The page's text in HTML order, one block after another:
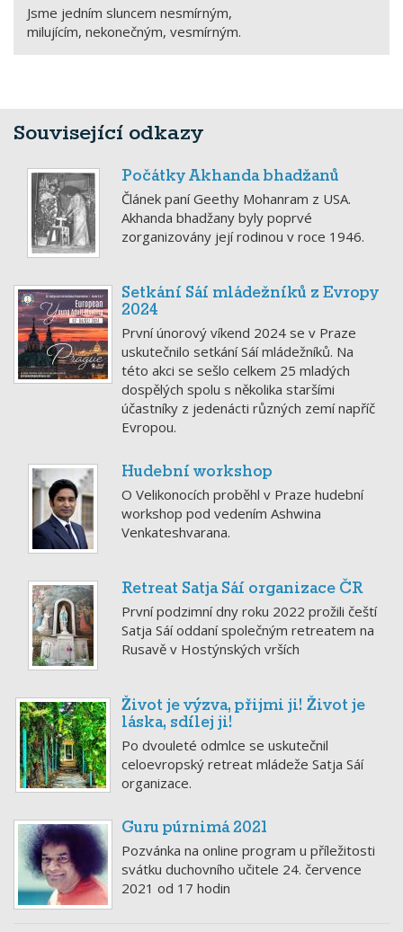
Jsme jedním sluncem nesmírným,
milujícím, nekonečným, vesmírným.
Související odkazy
Počátky Akhanda bhadžanů
Článek paní Geethy Mohanram z USA.
Akhanda bhadžany byly poprvé
zorganizovány její rodinou v roce 1946.
Setkání Sáí mládežníků z Evropy
2024
První únorový víkend 2024 se v Praze
uskutečnilo setkání Sáí mládežníků. Na
této akci se sešlo celkem 25 mladých
dospělých spolu s několika staršími
účastníky z jedenácti různých zemí napříč
Evropou.
Hudební workshop
O Velikonocích proběhl v Praze hudební
workshop pod vedením Ashwina
Venkateshvarana.
Retreat Satja Sáí organizace ČR
První podzimní dny roku 2022 prožili čeští
Satja Sáí oddaní společným retreatem na
Rusavě v Hostýnských vrších
Život je výzva, přijmi ji! Život je
láska, sdílej ji!
Po dvouleté odmlce se uskutečnil
celoevropský retreat mládeže Satja Sáí
organizace.
Guru púrnimá 2021
Pozvánka na online program u příležitosti
svátku duchovního učitele 24. července
2021 od 17 hodin